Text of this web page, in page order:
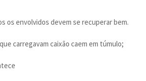
os envolvidos devem se recuperar bem.
carregavam caixão caem em túmulo;